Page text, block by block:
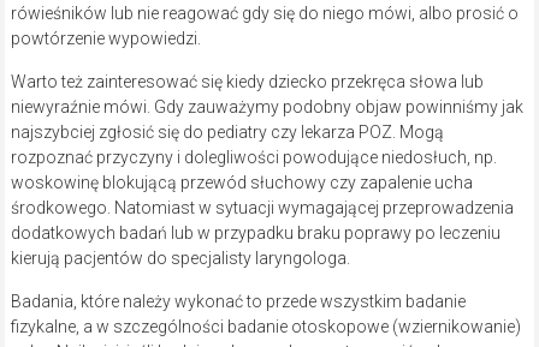
rówieśników lub nie reagować gdy się do niego mówi, albo prosić o
powtórzenie wypowiedzi.
Warto też zainteresować się kiedy dziecko przekręca słowa lub
niewyraźnie mówi. Gdy zauważymy podobny objaw powinniśmy jak
najszybciej zgłosić się do pediatry czy lekarza POZ. Mogą
rozpoznać przyczyny i dolegliwości powodujące niedosłuch, np.
woskowinę blokującą przewód słuchowy czy zapalenie ucha
środkowego. Natomiast w sytuacji wymagającej przeprowadzenia
dodatkowych badań lub w przypadku braku poprawy po leczeniu
kierują pacjentów do specjalisty laryngologa.
Badania, które należy wykonać to przede wszystkim badanie
fizykalne, a w szczególności badanie otoskopowe (wziernikowanie)